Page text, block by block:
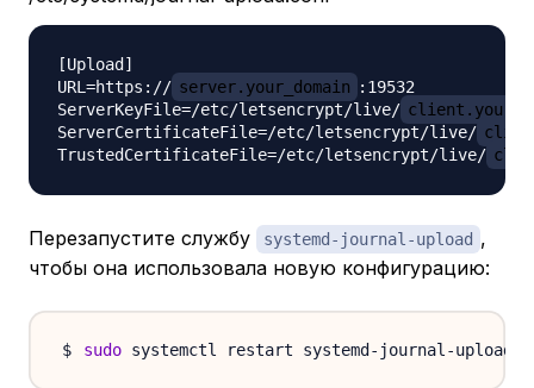
[Upload]
URL=https:// server.your_domain
:19532
ServerKeyFile=/etc/letsencrypt/live/
ServerCertificateFile=/etc/letsencrypt/live/
TrustedCertificateFile=/etc/letsencrypt/live/
Перезапустите службу systemd-journal-upload ,
чтобы она использовала новую конфигурацию:
sudo